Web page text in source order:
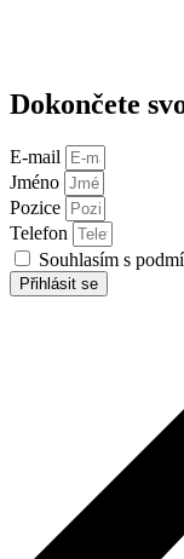
Dokončete
E-mail
Jméno
Pozice
Telefon
Souhlasím s
Přihlásit se